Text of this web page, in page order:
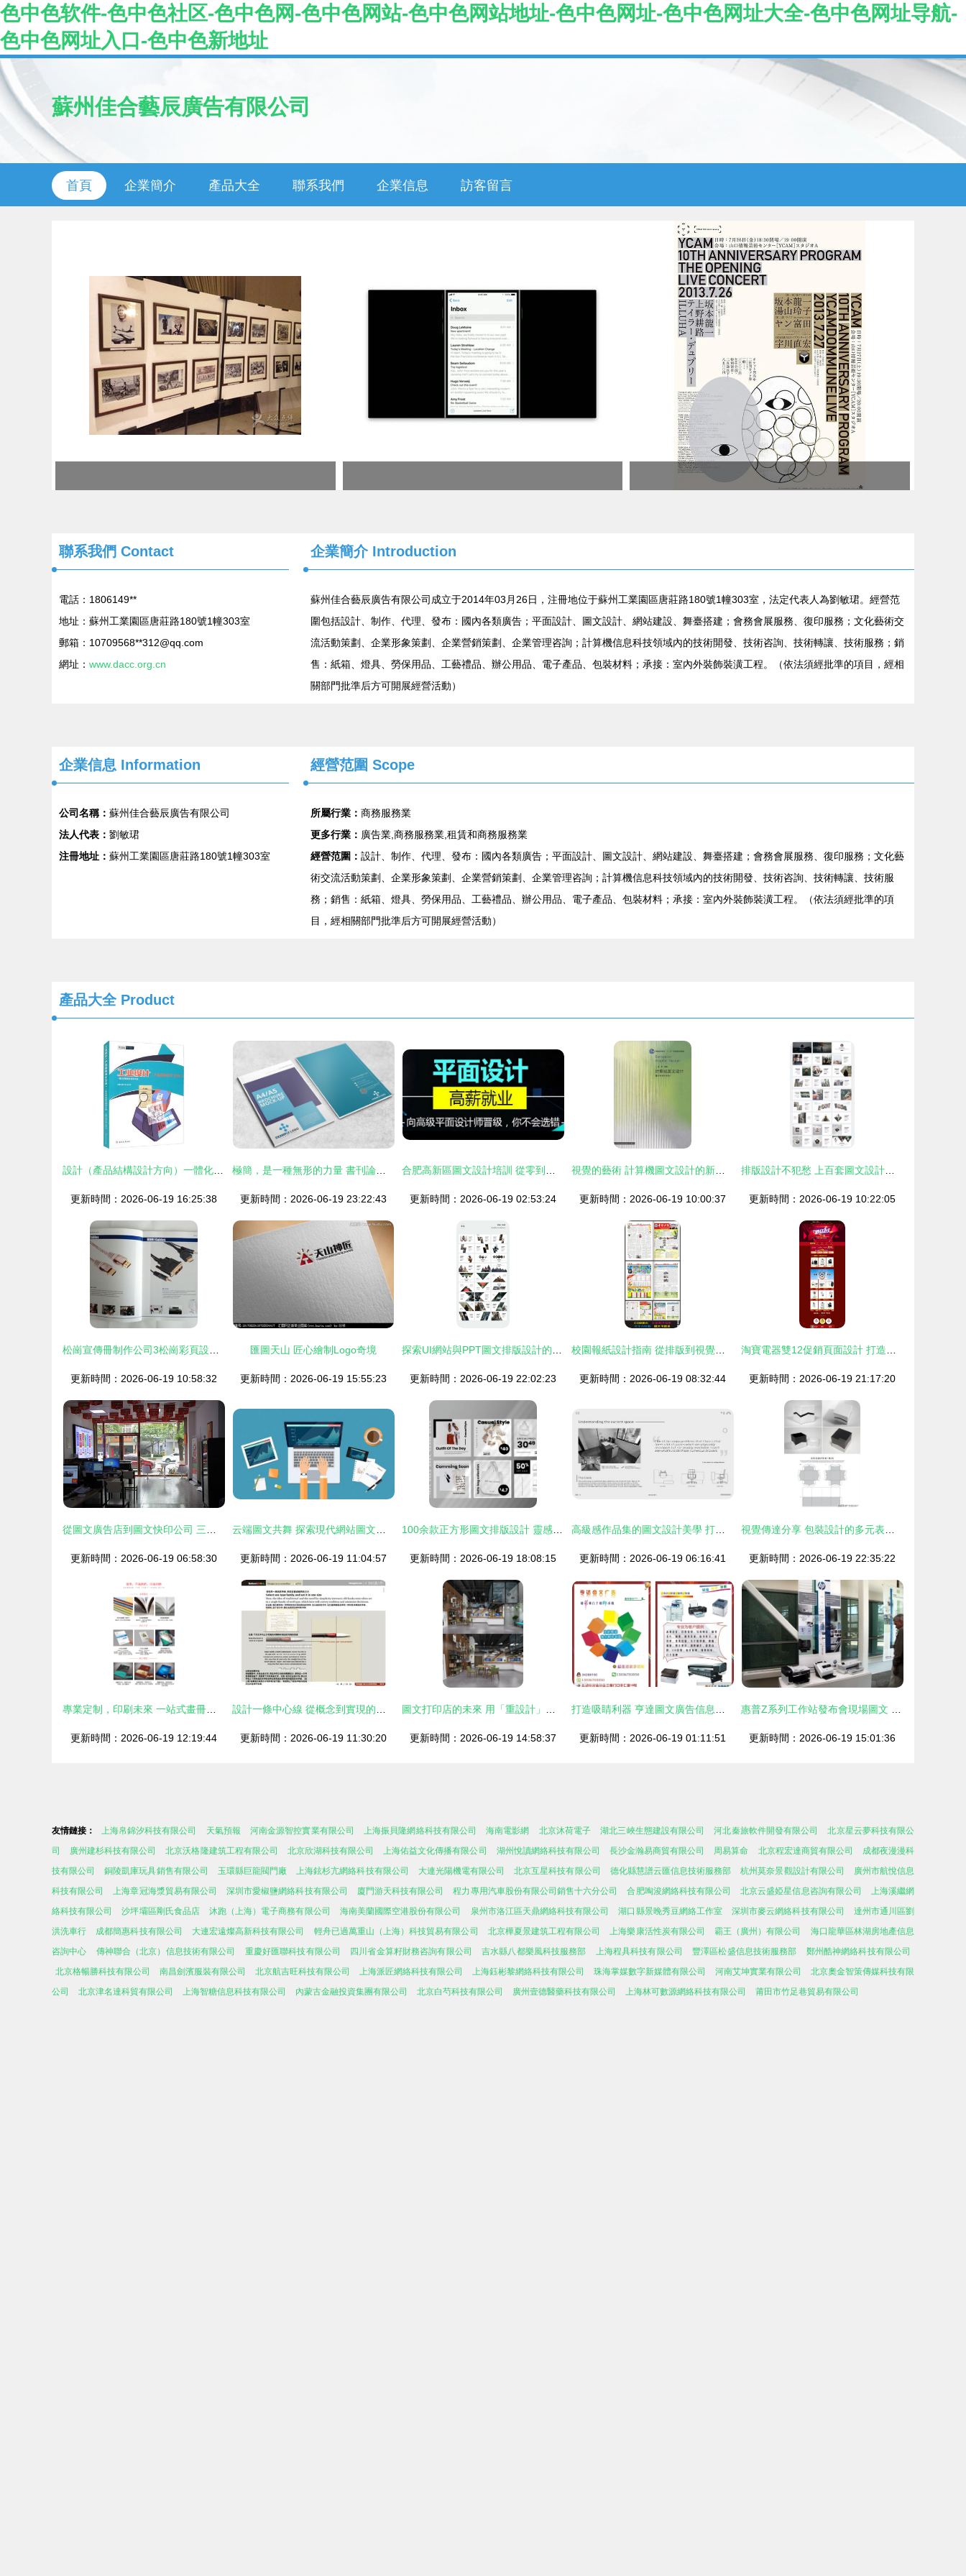
色中色软件-色中色社区-色中色网-色中色网站-色中色网站地址-色中色网址-色中色网址大全-色中色网址导航-
色中色网址入口-色中色新地址
蘇州佳合藝辰廣告有限公司
首頁 企業簡介 產品大全 聯系我們 企業信息 訪客留言
聯系我們 Contact
電話：1806149**
地址：蘇州工業園區唐莊路180號1幢303室
郵箱：10709568**312@qq.com
網址： www.dacc.org.cn
企業簡介Introduction
蘇州佳合藝辰廣告有限公司成立于2014年03月26日，注冊地位于蘇州工業園區唐莊路180號1幢303室，法定代表人為劉敏珺。經營范
圍包括設計、制作、代理、發布：國內各類廣告；平面設計、圖文設計、網站建設、舞臺搭建；會務會展服務、復印服務；文化藝術交
流活動策劃、企業形象策劃、企業營銷策劃、企業管理咨詢；計算機信息科技領域內的技術開發、技術咨詢、技術轉讓、技術服務；銷
售：紙箱、燈具、勞保用品、工藝禮品、辦公用品、電子產品、包裝材料；承接：室內外裝飾裝潢工程。（依法須經批準的項目，經相
關部門批準后方可開展經營活動）
企業信息 Information
公司名稱： 蘇州佳合藝辰廣告有限公司
法人代表： 劉敏珺
注冊地址： 蘇州工業園區唐莊路180號1幢303室
經營范圍 Scope
所屬行業： 商務服務業
更多行業： 廣告業,商務服務業,租賃和商務服務業
經營范圍： 設計、制作、代理、發布：國內各類廣告；平面設計、圖文設計、網站建設、舞臺搭建；會務會展服務、復印服務；文化藝
術交流活動策劃、企業形象策劃、企業營銷策劃、企業管理咨詢；計算機信息科技領域內的技術開發、技術咨詢、技術轉讓、技術服
務；銷售：紙箱、燈具、勞保用品、工藝禮品、辦公用品、電子產品、包裝材料；承接：室內外裝飾裝潢工程。（依法須經批準的項
目，經相關部門批準后方可開展經營活動）
產品大全Product
更新時間：2026-06-19 16:25:38 更新時間：2026-06-19 23:22:43 更新時間：2026-06-19 02:53:24 更新時間：2026-06-19 10:00:37 更新時間：2026-06-19 10:22:05
更新時間：2026-06-19 10:58:32
匯圖天山 匠心繪制Logo奇境
更新時間：2026-06-19 15:55:23 更新時間：2026-06-19 22:02:23 更新時間：2026-06-19 08:32:44 更新時間：2026-06-19 21:17:20
更新時間：2026-06-19 06:58:30 更新時間：2026-06-19 11:04:57 更新時間：2026-06-19 18:08:15 更新時間：2026-06-19 06:16:41 更新時間：2026-06-19 22:35:22
更新時間：2026-06-19 12:19:44 更新時間：2026-06-19 11:30:20 更新時間：2026-06-19 14:58:37 更新時間：2026-06-19 01:11:51 更新時間：2026-06-19 15:01:36
友情鏈接： 上海帛錦汐科技有限公司 天氣預報 河南金源智控實業有限公司 上海振貝隆網絡科技有限公司 海南電影網 北京沐荷電子 湖北三峽生態建設有限公司 河北秦旅軟件開發有限公司
北京星云夢科技有限公
司
廣州建杉科技有限公司 北京沃格隆建筑工程有限公司 北京欣湖科技有限公司 上海佑益文化傳播有限公司 湖州悅讀網絡科技有限公司 長沙金瀚易商貿有限公司 周易算命 北京程宏達商貿有限公司
成都夜漫漫科
技有限公司
銅陵凱庫玩具銷售有限公司 玉環縣巨龍閥門廠 上海鉉杉亢網絡科技有限公司 大連光陽機電有限公司 北京互星科技有限公司 德化縣慧譜云匯信息技術服務部 杭州莫奈景觀設計有限公司
廣州市航悅信息
科技有限公司
上海章冠海漿貿易有限公司 深圳市愛椒鹽網絡科技有限公司 廈門游天科技有限公司 程力專用汽車股份有限公司銷售十六分公司 合肥啕浚網絡科技有限公司 北京云盛婭星信息咨詢有限公司
上海溪繼網
絡科技有限公司
沙坪壩區剛氏食品店 沐跑（上海）電子商務有限公司 海南美蘭國際空港股份有限公司 泉州市洛江區天鼎網絡科技有限公司 湖口縣景晚秀豆網絡工作室 深圳市麥云網絡科技有限公司
達州市通川區劉
洪洗車行
成都簡惠科技有限公司 大連宏遠燦高新科技有限公司 輕舟已過萬重山（上海）科技貿易有限公司 北京樺夏景建筑工程有限公司 上海樂康活性炭有限公司 霸王（廣州）有限公司
海口龍華區林湖房地產信息
咨詢中心
傳神聯合（北京）信息技術有限公司 重慶好匯聯科技有限公司 四川省金算籽財務咨詢有限公司 吉水縣八都樂風科技服務部 上海程具科技有限公司 豐澤區松盛信息技術服務部
鄭州酷神網絡科技有限公司
北京格暢勝科技有限公司
南昌劍濱服裝有限公司 北京航吉旺科技有限公司 上海派匠網絡科技有限公司 上海鈺彬黎網絡科技有限公司 珠海掌媒數字新媒體有限公司 河南艾坤實業有限公司
北京奧金智策傳媒科技有限
公司
北京津名達科貿有限公司 上海智糖信息科技有限公司 內蒙古金融投資集團有限公司 北京白芍科技有限公司 廣州壹德醫藥科技有限公司 上海林可數源網絡科技有限公司 莆田市竹足巷貿易有限公司